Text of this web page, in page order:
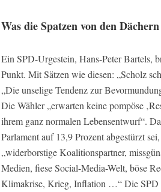
Was die Spatzen von den
Ein SPD-Urgestein, Hans-Peter Bartels,
Punkt. Mit Sätzen wie diesen: „Scholz
„Die unselige Tendenz zur
Die Wähler „erwarten keine pompöse
ihrem ganz normalen Lebensentwurf“.
Parlament auf 13,9 Prozent abgestürzt
„widerborstige Koalitionspartner,
Medien, fiese Social-Media-Welt, böse
Klimakrise, Krieg, Inflation …“ Die SPD